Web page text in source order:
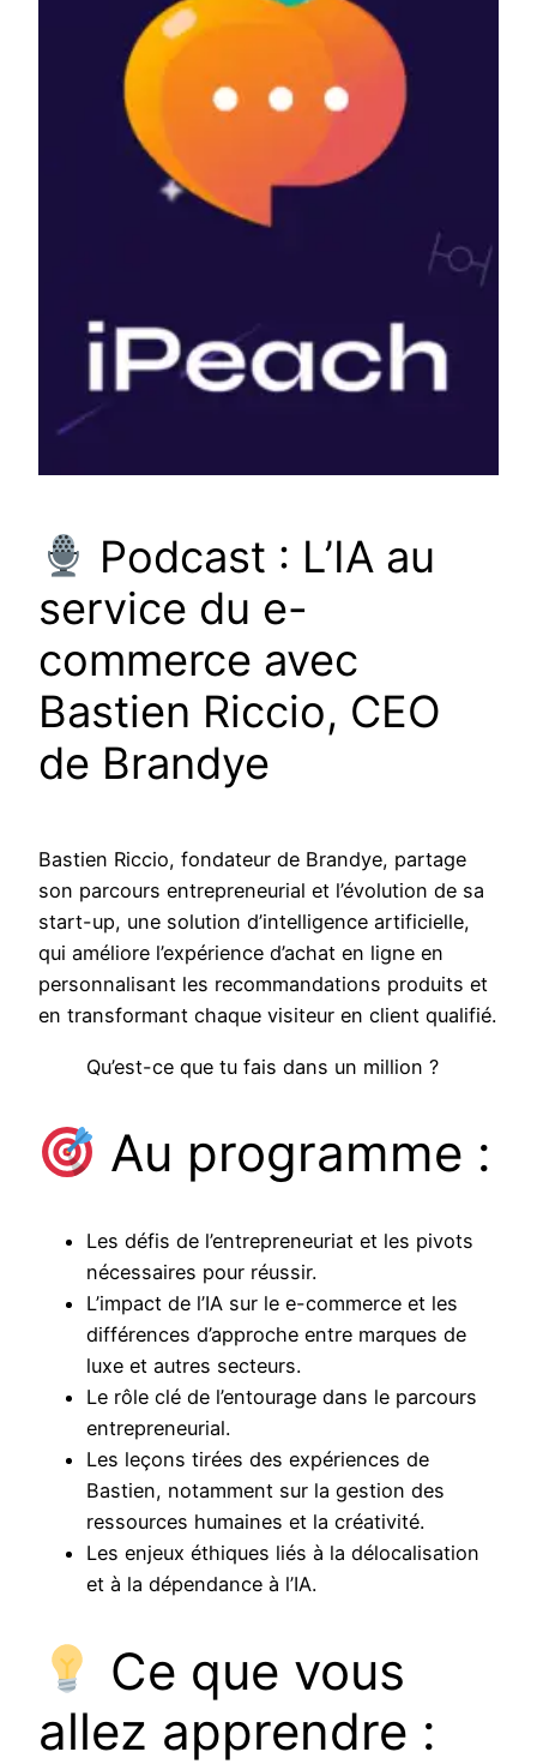
Podcast : L’IA au
service du e-
commerce avec
Bastien Riccio, CEO
de Brandye
Bastien Riccio, fondateur de Brandye, partage
son parcours entrepreneurial et l’évolution de sa
start-up, une solution d’intelligence artificielle,
qui améliore l’expérience d’achat en ligne en
personnalisant les recommandations produits et
en transformant chaque visiteur en client qualifié.
Qu’est-ce que tu fais dans un million ?
Au programme :
Les défis de l’entrepreneuriat et les pivots
nécessaires pour réussir.
L’impact de l’IA sur le e-commerce et les
différences d’approche entre marques de
luxe et autres secteurs.
Le rôle clé de l’entourage dans le parcours
entrepreneurial.
Les leçons tirées des expériences de
Bastien, notamment sur la gestion des
ressources humaines et la créativité.
Les enjeux éthiques liés à la délocalisation
et à la dépendance à l’IA.
Ce que vous
allez apprendre :